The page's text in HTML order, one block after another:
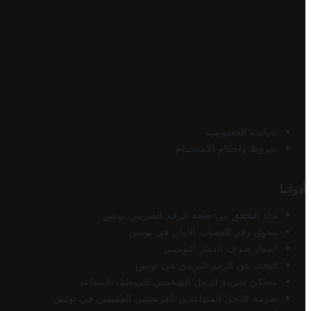
سياسة الخصوصية
شروط وأحكام الاستخدام
أدواتنا
أداة التحقق من صحة الرقم الضريبي تونس
محول رقم الحساب الآيبان في تونس
أسعار صرف الدينار التونسي
البحث عن الرمز البريدي في تونس
محاكي ضريبة الدخل الشخصي للموظف/المتقاعد
ضريبة الدخل للمتقاعدين الفرنسيين المقيمين في تونس